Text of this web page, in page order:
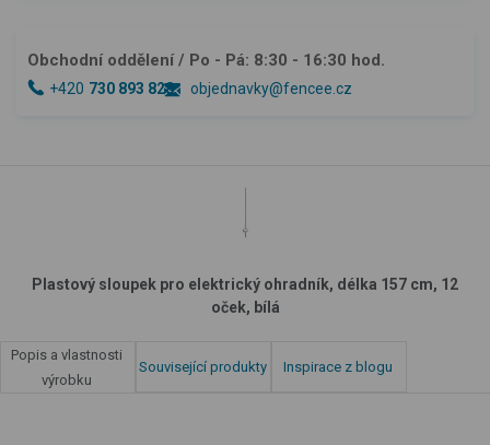
Obchodní oddělení / Po - Pá: 8:30 - 16:30 hod.
+420 730 893 828 objednavky@fencee.cz
Plastový sloupek pro elektrický ohradník, délka 157 cm, 12
oček, bílá
Popis a vlastnosti
výrobku
Související produkty Inspirace z blogu